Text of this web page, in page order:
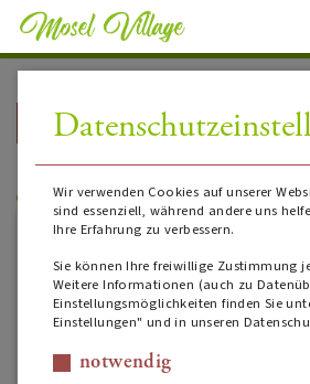
ZURÜCK ZUR STARTSEITE
Sizilien
Wir verwenden Cookies auf unserer
sind essenziell, während andere uns
Ihre Erfahrung zu verbessern.
Sie können Ihre freiwillige Zustimmung
Weitere Informationen (auch zu
Einstellungsmöglichkeiten finden Sie
Einstellungen" und in unseren
notwendig